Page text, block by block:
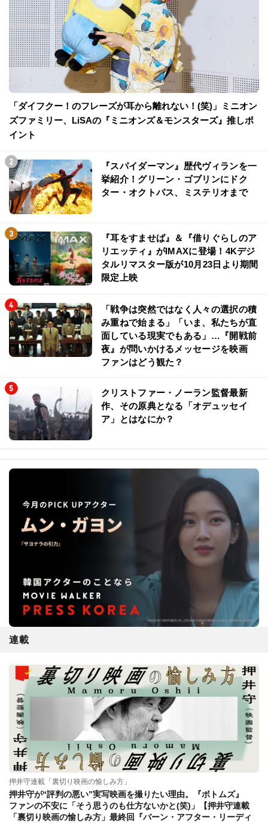
「ダイフクー！のフレーズが耳から離れない！(笑)」ミニオン
ズファミリー、LiSAの『ミニオンズ＆モンスターズ』推しポ
イント
『スパイダーマン』歴代ヴィランを一
挙紹介！グリーン・ゴブリンにドク
ター・オクトパス、ミステリオまで
『耳をすませば』＆『借りぐらしのア
リエッティ』がIMAXに登場！4Kデジ
タルリマスター版が10月23日より期間
限定上映
「戦争は突然ではなく人々の選択の積
み重ねで始まる」「いま、私たちが直
面している現実でもある」…『開戦前
夜』が問いかけるメッセージを映画
ファンはどう観た？
クリストファー・ノーラン監督最新
作、その原典となる「オデュッセイ
ア」とはなにか？
連載
押井守連載「裏切り映画の愉しみ方」
押井守が“評判の悪い”実写映画を撮りたい理由。『ボトムズ』
ファンの不安に「そう思うのも仕方ないかと(笑)」【押井守連載
「裏切り映画の愉しみ方」最終回『バーン・アフター・リーディ